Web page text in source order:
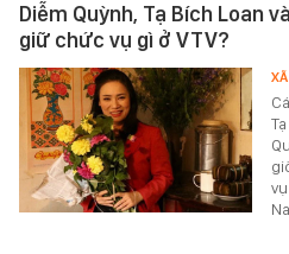
Diễm Quỳnh, Tạ Bích Loan
giữ chức vụ gì ở VTV?